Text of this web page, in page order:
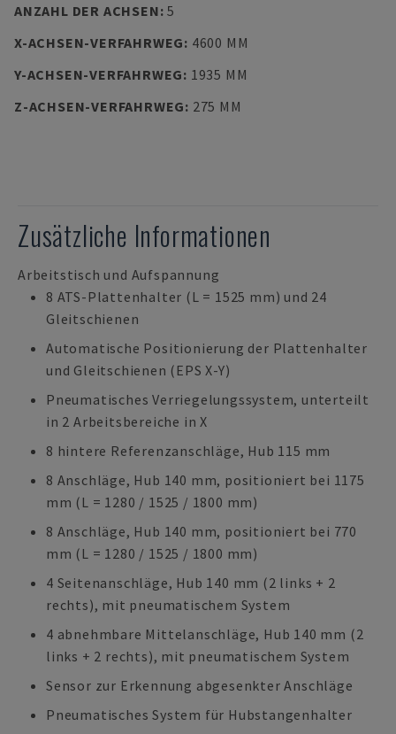
ANZAHL DER ACHSEN:5
X-ACHSEN-VERFAHRWEG: 4600 MM
Y-ACHSEN-VERFAHRWEG: 1935 MM
Z-ACHSEN-VERFAHRWEG: 275 MM
Zusätzliche Informationen
Arbeitstisch und Aufspannung
8 ATS-Plattenhalter (L = 1525 mm) und 24
Gleitschienen
Automatische Positionierung der Plattenhalter
und Gleitschienen (EPS X-Y)
Pneumatisches Verriegelungssystem, unterteilt
in 2 Arbeitsbereiche in X
8 hintere Referenzanschläge, Hub 115 mm
8 Anschläge, Hub 140 mm, positioniert bei 1175
mm (L = 1280 / 1525 / 1800 mm)
8 Anschläge, Hub 140 mm, positioniert bei 770
mm (L = 1280 / 1525 / 1800 mm)
4 Seitenanschläge, Hub 140 mm (2 links + 2
rechts), mit pneumatischem System
4 abnehmbare Mittelanschläge, Hub 140 mm (2
links + 2 rechts), mit pneumatischem System
Sensor zur Erkennung abgesenkter Anschläge
Pneumatisches System für Hubstangenhalter